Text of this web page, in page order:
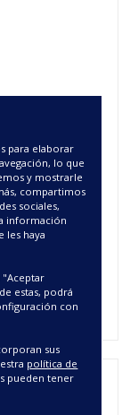
para
para elaborar
lo que
y mostrarle
compartimos
sociales,
información
les haya
"Aceptar
estas, podrá
con
sus
política de
pueden tener